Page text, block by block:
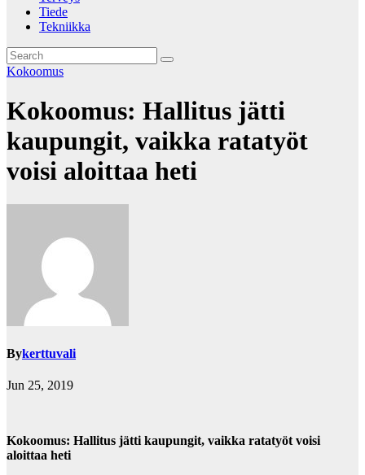
Tiede
Tekniikka
Kokoomus
Kokoomus: Hallitus jätti
kaupungit, vaikka ratatyöt
voisi aloittaa heti
Bykerttuvali
Jun 25, 2019
Kokoomus: Hallitus jätti kaupungit, vaikka ratatyöt voisi
aloittaa heti